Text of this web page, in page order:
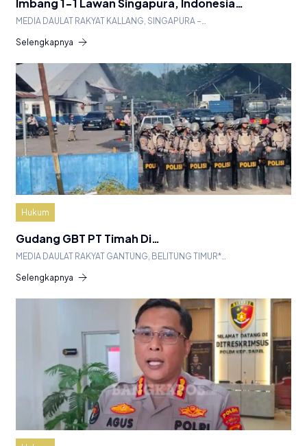
Imbang 1-1 Lawan Singapura, Indonesia…
MEDIA DAULAT RAKYAT KALLANG, SINGAPURA –…
Selengkapnya
Hukum
Gudang GBT PT Timah Di…
MEDIA DAULAT RAKYAT GANTUNG, BELITUNG TIMUR*…
Selengkapnya